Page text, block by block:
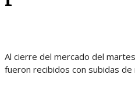
Al cierre del mercado del
fueron recibidos con subidas